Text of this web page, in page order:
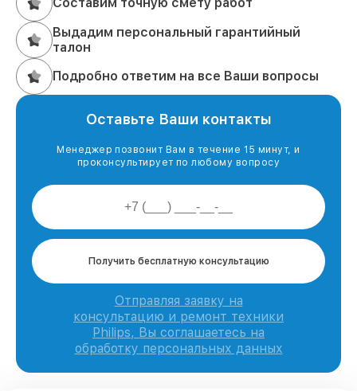
Выдадим персональный гарантийный
талон
Подробно ответим на все Ваши вопросы
Оставьте Ваши контакты
Менеджер позвонит Вам в течение 15 минут, и
проконсультирует по любому вопросу
Получить бесплатную консультацию
Отправляя заявку на
консультацию и ремонт техники
Philips, Вы соглашаетесь на
обработку персональных данных